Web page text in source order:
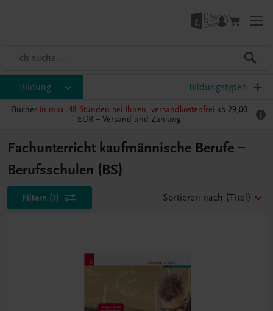
Bildung Bildungstypen
Bücher in max. 48 Stunden bei Ihnen, versandkostenfrei ab 29,00
EUR – Versand und Zahlung
Fachunterricht kaufmännische Berufe –
Berufsschulen (BS)
Filtern (1) Sortieren nach (Titel)